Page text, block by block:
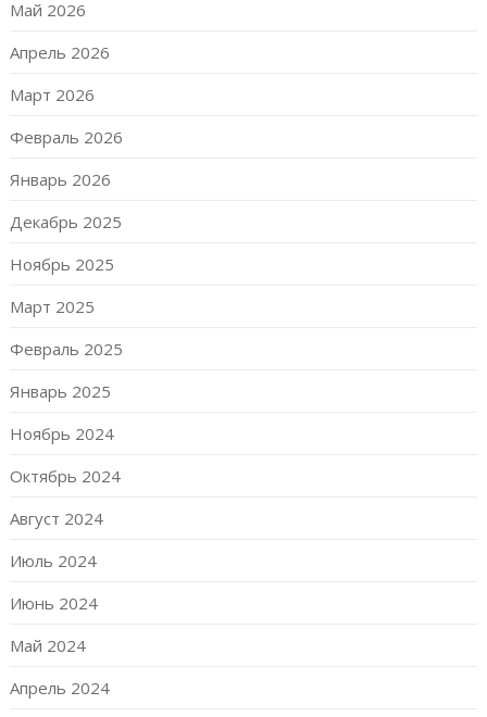
Май 2026
Апрель 2026
Март 2026
Февраль 2026
Январь 2026
Декабрь 2025
Ноябрь 2025
Март 2025
Февраль 2025
Январь 2025
Ноябрь 2024
Октябрь 2024
Август 2024
Июль 2024
Июнь 2024
Май 2024
Апрель 2024